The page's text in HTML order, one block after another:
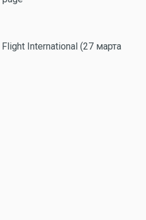
International (27 марта